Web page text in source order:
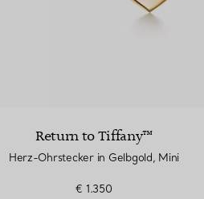
Return to Tiffany™
Herz-Ohrstecker in Gelbgold, Mini
€ 1.350